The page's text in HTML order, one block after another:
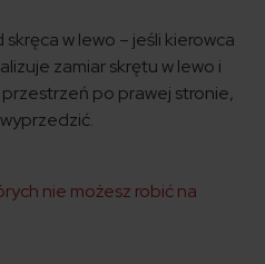
w lewo – jeśli kierowca
zamiar skrętu w lewo i
po prawej stronie,
nie możesz robić na